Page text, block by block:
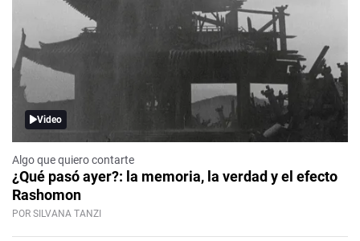
Video
Algo que quiero contarte
¿Qué pasó ayer?: la memoria, la verdad y el efecto
Rashomon
POR SILVANA TANZI